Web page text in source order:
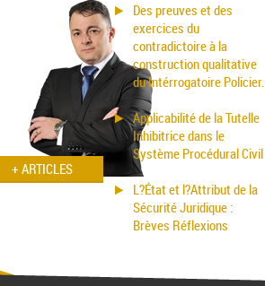
+ ARTICLES
Des preuves et des
exercices du
contradictoire à la
construction qualitative
du Intérrogatoire Policier.
Applicabilité de la Tutelle
Inhibitrice dans le
Système Procédural Civil
L?État et l?Attribut de la
Sécurité Juridique :
Brèves Réflexions